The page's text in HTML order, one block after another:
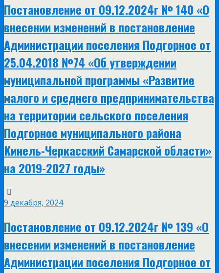
Постановление от 09.12.2024г № 140 «О
внесении изменений в постановление
Администрации поселения Подгорное от
25.04.2018 №74 «Об утверждении
муниципальной программы «Развитие
малого и среднего предпринимательства
на территории сельского поселения
Подгорное муниципального района
Кинель-Черкасский Самарской области»
на 2019-2027 годы»
9 декабря, 2024
Постановление от 09.12.2024г № 139 «О
внесении изменений в постановление
Администрации поселения Подгорное от